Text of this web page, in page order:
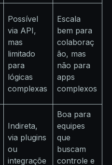
Possível
via API,
mas
limitado
para
lógicas
complexas
Escala
bem para
colaboraç
ão, mas
não para
apps
complexos
Indireta,
via plugins
ou
integraçõe
Boa para
equipes
que
buscam
controle e